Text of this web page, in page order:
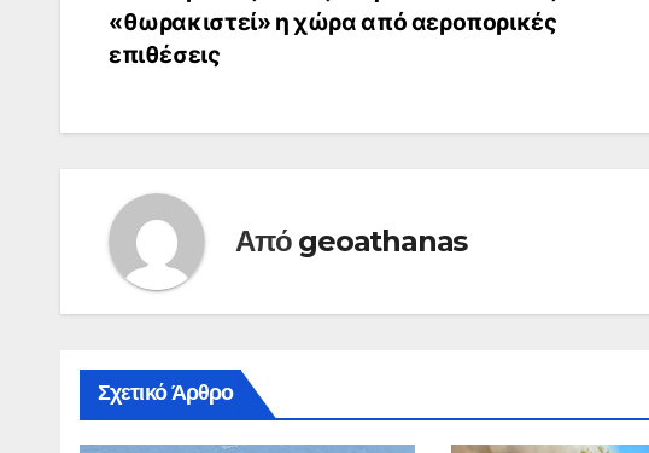
άρθρων
«θωρακιστεί» η χώρα από αεροπορικές
επιθέσεις
Από geoathanas
Σχετικό Άρθρο